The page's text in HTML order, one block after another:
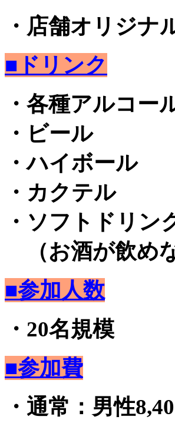
・店舗オリジナ
■ドリンク
・各種アルコー
・ビール
・ハイボール
・カクテル
・ソフトドリン
（お酒が飲め
■参加人数
・20名規模
■参加費
・通常：男性